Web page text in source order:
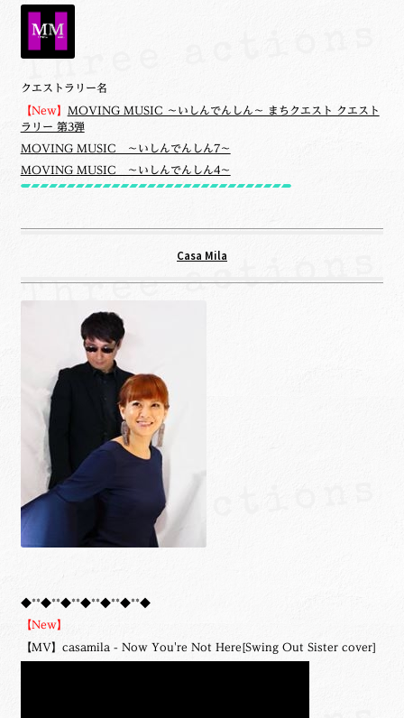
クエストラリー名
【New】
MOVING MUSIC ～いしんでんしん～ まちクエスト クエスト
ラリー 第3弾
MOVING MUSIC ～いしんでんしん7～
MOVING MUSIC ～いしんでんしん4～
Casa Mila
◆**◆**◆**◆**◆**◆**◆
【New】
【MV】casamila - Now You're Not Here[Swing Out Sister cover]